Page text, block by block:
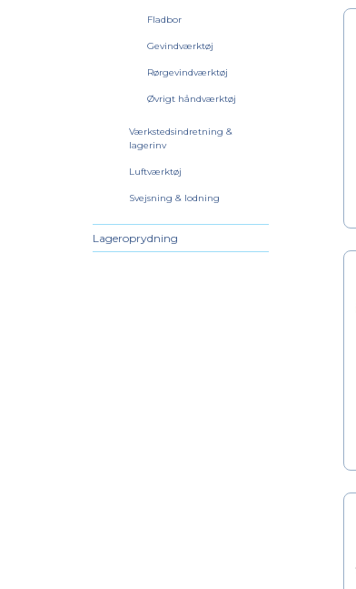
Fladbor
Gevindværktøj
Rørgevindværktøj
Øvrigt håndværktøj
Værkstedsindretning &
lagerinv
Luftværktøj
Svejsning & lodning
Lageroprydning